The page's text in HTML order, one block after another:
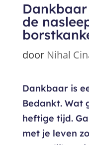
de
door Nihal
Dankbaar is
Bedankt. Wat
heftige tijd.
met je leven